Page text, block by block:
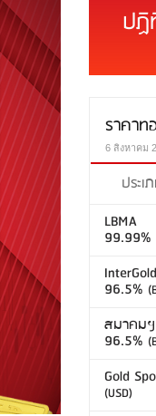
ปฏิ
ราคาท
6 สิงหาคม
ประเ
LBMA
99.99%
InterGold
96.5%
สมาคมฯ
96.5%
Gold
(USD)